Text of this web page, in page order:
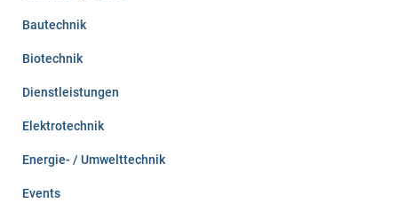
Bautechnik
Biotechnik
Dienstleistungen
Elektrotechnik
Energie- / Umwelttechnik
Events